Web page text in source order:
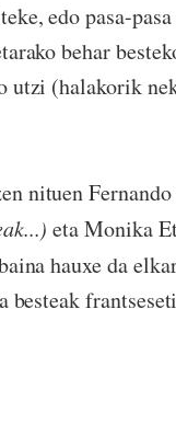
edo pasa-
behar
utzi (halakorik
nituen
eta Monika
hauxe da